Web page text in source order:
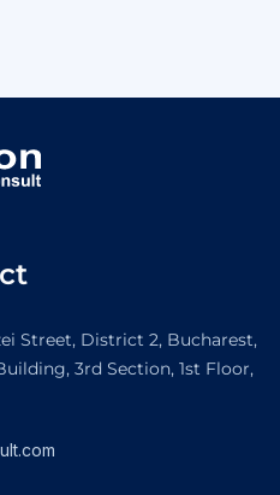
Street, District 2, Bucharest,
3rd Section, 1st Floor,